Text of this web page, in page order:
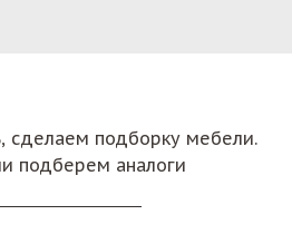
сделаем подборку мебели.
подберем аналоги